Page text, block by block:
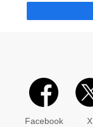
Facebook X